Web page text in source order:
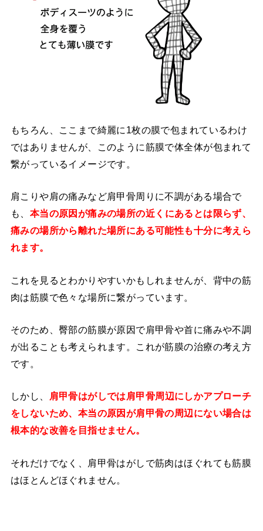
もちろん、ここまで綺麗に1枚の膜で包まれているわけ
ではありませんが、このように筋膜で体全体が包まれて
繋がっているイメージです。
肩こりや肩の痛みなど肩甲骨周りに不調がある場合で
も、 本当の原因が痛みの場所の近くにあるとは限らず、
痛みの場所から離れた場所にある可能性も十分に考えら
れます。
これを見るとわかりやすいかもしれませんが、背中の筋
肉は筋膜で色々な場所に繋がっています。
そのため、臀部の筋膜が原因で肩甲骨や首に痛みや不調
が出ることも考えられます。これが筋膜の治療の考え方
です。
しかし、
肩甲骨はがしでは肩甲骨周辺にしかアプローチ
をしないため、本当の原因が肩甲骨の周辺にない場合は
根本的な改善を目指せません。
それだけでなく、肩甲骨はがしで筋肉はほぐれても筋膜
はほとんどほぐれません。